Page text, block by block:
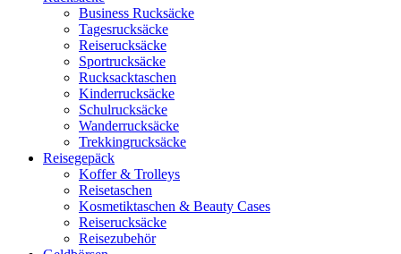
Business Rucksäcke
Tagesrucksäcke
Reiserucksäcke
Sportrucksäcke
Rucksacktaschen
Kinderrucksäcke
Schulrucksäcke
Wanderrucksäcke
Trekkingrucksäcke
Reisegepäck
Koffer & Trolleys
Reisetaschen
Kosmetiktaschen & Beauty Cases
Reiserucksäcke
Reisezubehör